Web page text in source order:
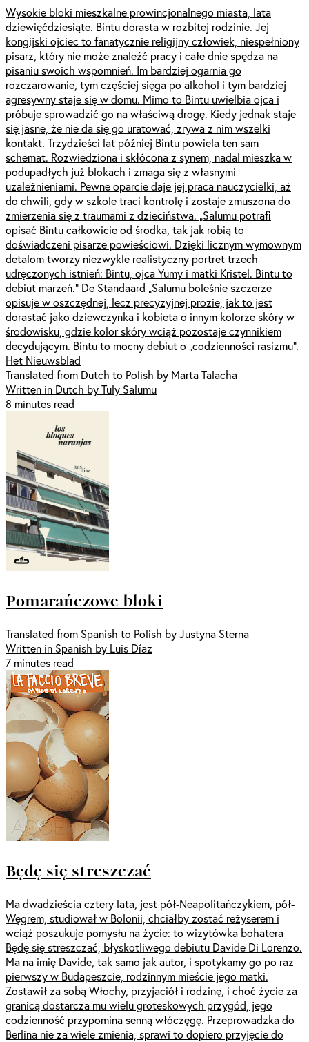
Wysokie bloki mieszkalne prowincjonalnego miasta, lata
dziewięćdziesiąte. Bintu dorasta w rozbitej rodzinie. Jej
kongijski ojciec to fanatycznie religijny człowiek, niespełniony
pisarz, który nie może znaleźć pracy i całe dnie spędza na
pisaniu swoich wspomnień. Im bardziej ogarnia go
rozczarowanie, tym częściej sięga po alkohol i tym bardziej
agresywny staje się w domu. Mimo to Bintu uwielbia ojca i
próbuje sprowadzić go na właściwą drogę. Kiedy jednak staje
się jasne, że nie da się go uratować, zrywa z nim wszelki
kontakt. Trzydzieści lat później Bintu powiela ten sam
schemat. Rozwiedziona i skłócona z synem, nadal mieszka w
podupadłych już blokach i zmaga się z własnymi
uzależnieniami. Pewne oparcie daje jej praca nauczycielki, aż
do chwili, gdy w szkole traci kontrolę i zostaje zmuszona do
zmierzenia się z traumami z dzieciństwa. „Salumu potrafi
opisać Bintu całkowicie od środka, tak jak robią to
doświadczeni pisarze powieściowi. Dzięki licznym wymownym
detalom tworzy niezwykle realistyczny portret trzech
udręczonych istnień: Bintu, ojca Yumy i matki Kristel. Bintu to
debiut marzeń.” De Standaard „Salumu boleśnie szczerze
opisuje w oszczędnej, lecz precyzyjnej prozie, jak to jest
dorastać jako dziewczynka i kobieta o innym kolorze skóry w
środowisku, gdzie kolor skóry wciąż pozostaje czynnikiem
decydującym. Bintu to mocny debiut o „codzienności rasizmu”.
Het Nieuwsblad
Translated from Dutch to Polish by Marta Talacha
Written in Dutch by Tuly Salumu
8 minutes read
Pomarańczowe bloki
Translated from Spanish to Polish by Justyna Sterna
Written in Spanish by Luis Díaz
7 minutes read
Będę się streszczać
Ma dwadzieścia cztery lata, jest pół-Neapolitańczykiem, pół-
Węgrem, studiował w Bolonii, chciałby zostać reżyserem i
wciąż poszukuje pomysłu na życie: to wizytówka bohatera
Będę się streszczać, błyskotliwego debiutu Davide Di Lorenzo.
Ma na imię Davide, tak samo jak autor, i spotykamy go po raz
pierwszy w Budapeszcie, rodzinnym mieście jego matki.
Zostawił za sobą Włochy, przyjaciół i rodzinę, i choć życie za
granicą dostarcza mu wielu groteskowych przygód, jego
codzienność przypomina senną włóczęgę. Przeprowadzka do
Berlina nie za wiele zmienia, sprawi to dopiero przyjęcie do